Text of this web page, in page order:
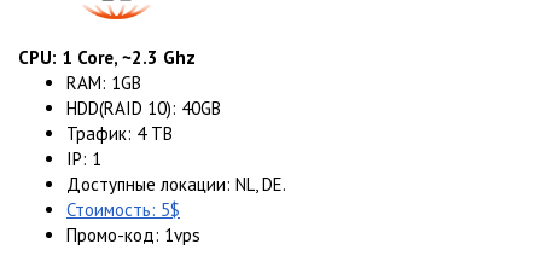
CPU: 1 Core, ~2.3 Ghz
RAM: 1GB
HDD(RAID 10): 40GB
Трафик: 4 TB
IP: 1
Доступные локации: NL, DE.
Стоимость: 5$
Промо-код: 1vps